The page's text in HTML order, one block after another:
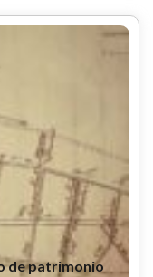
de patrimonio